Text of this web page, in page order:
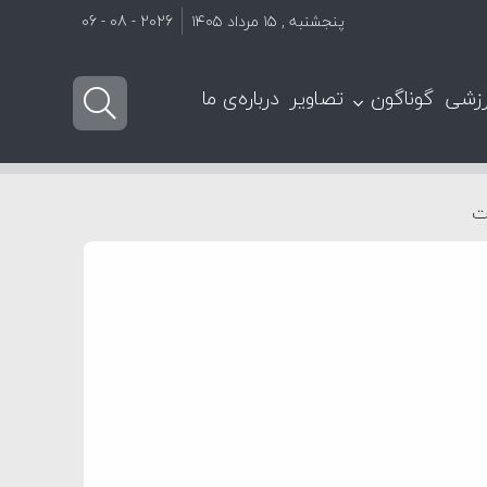
پنجشنبه , ۱۵ مرداد ۱۴۰۵ 2026 - 08 - 06
گوناگون تصاویر درباره‌ی ما